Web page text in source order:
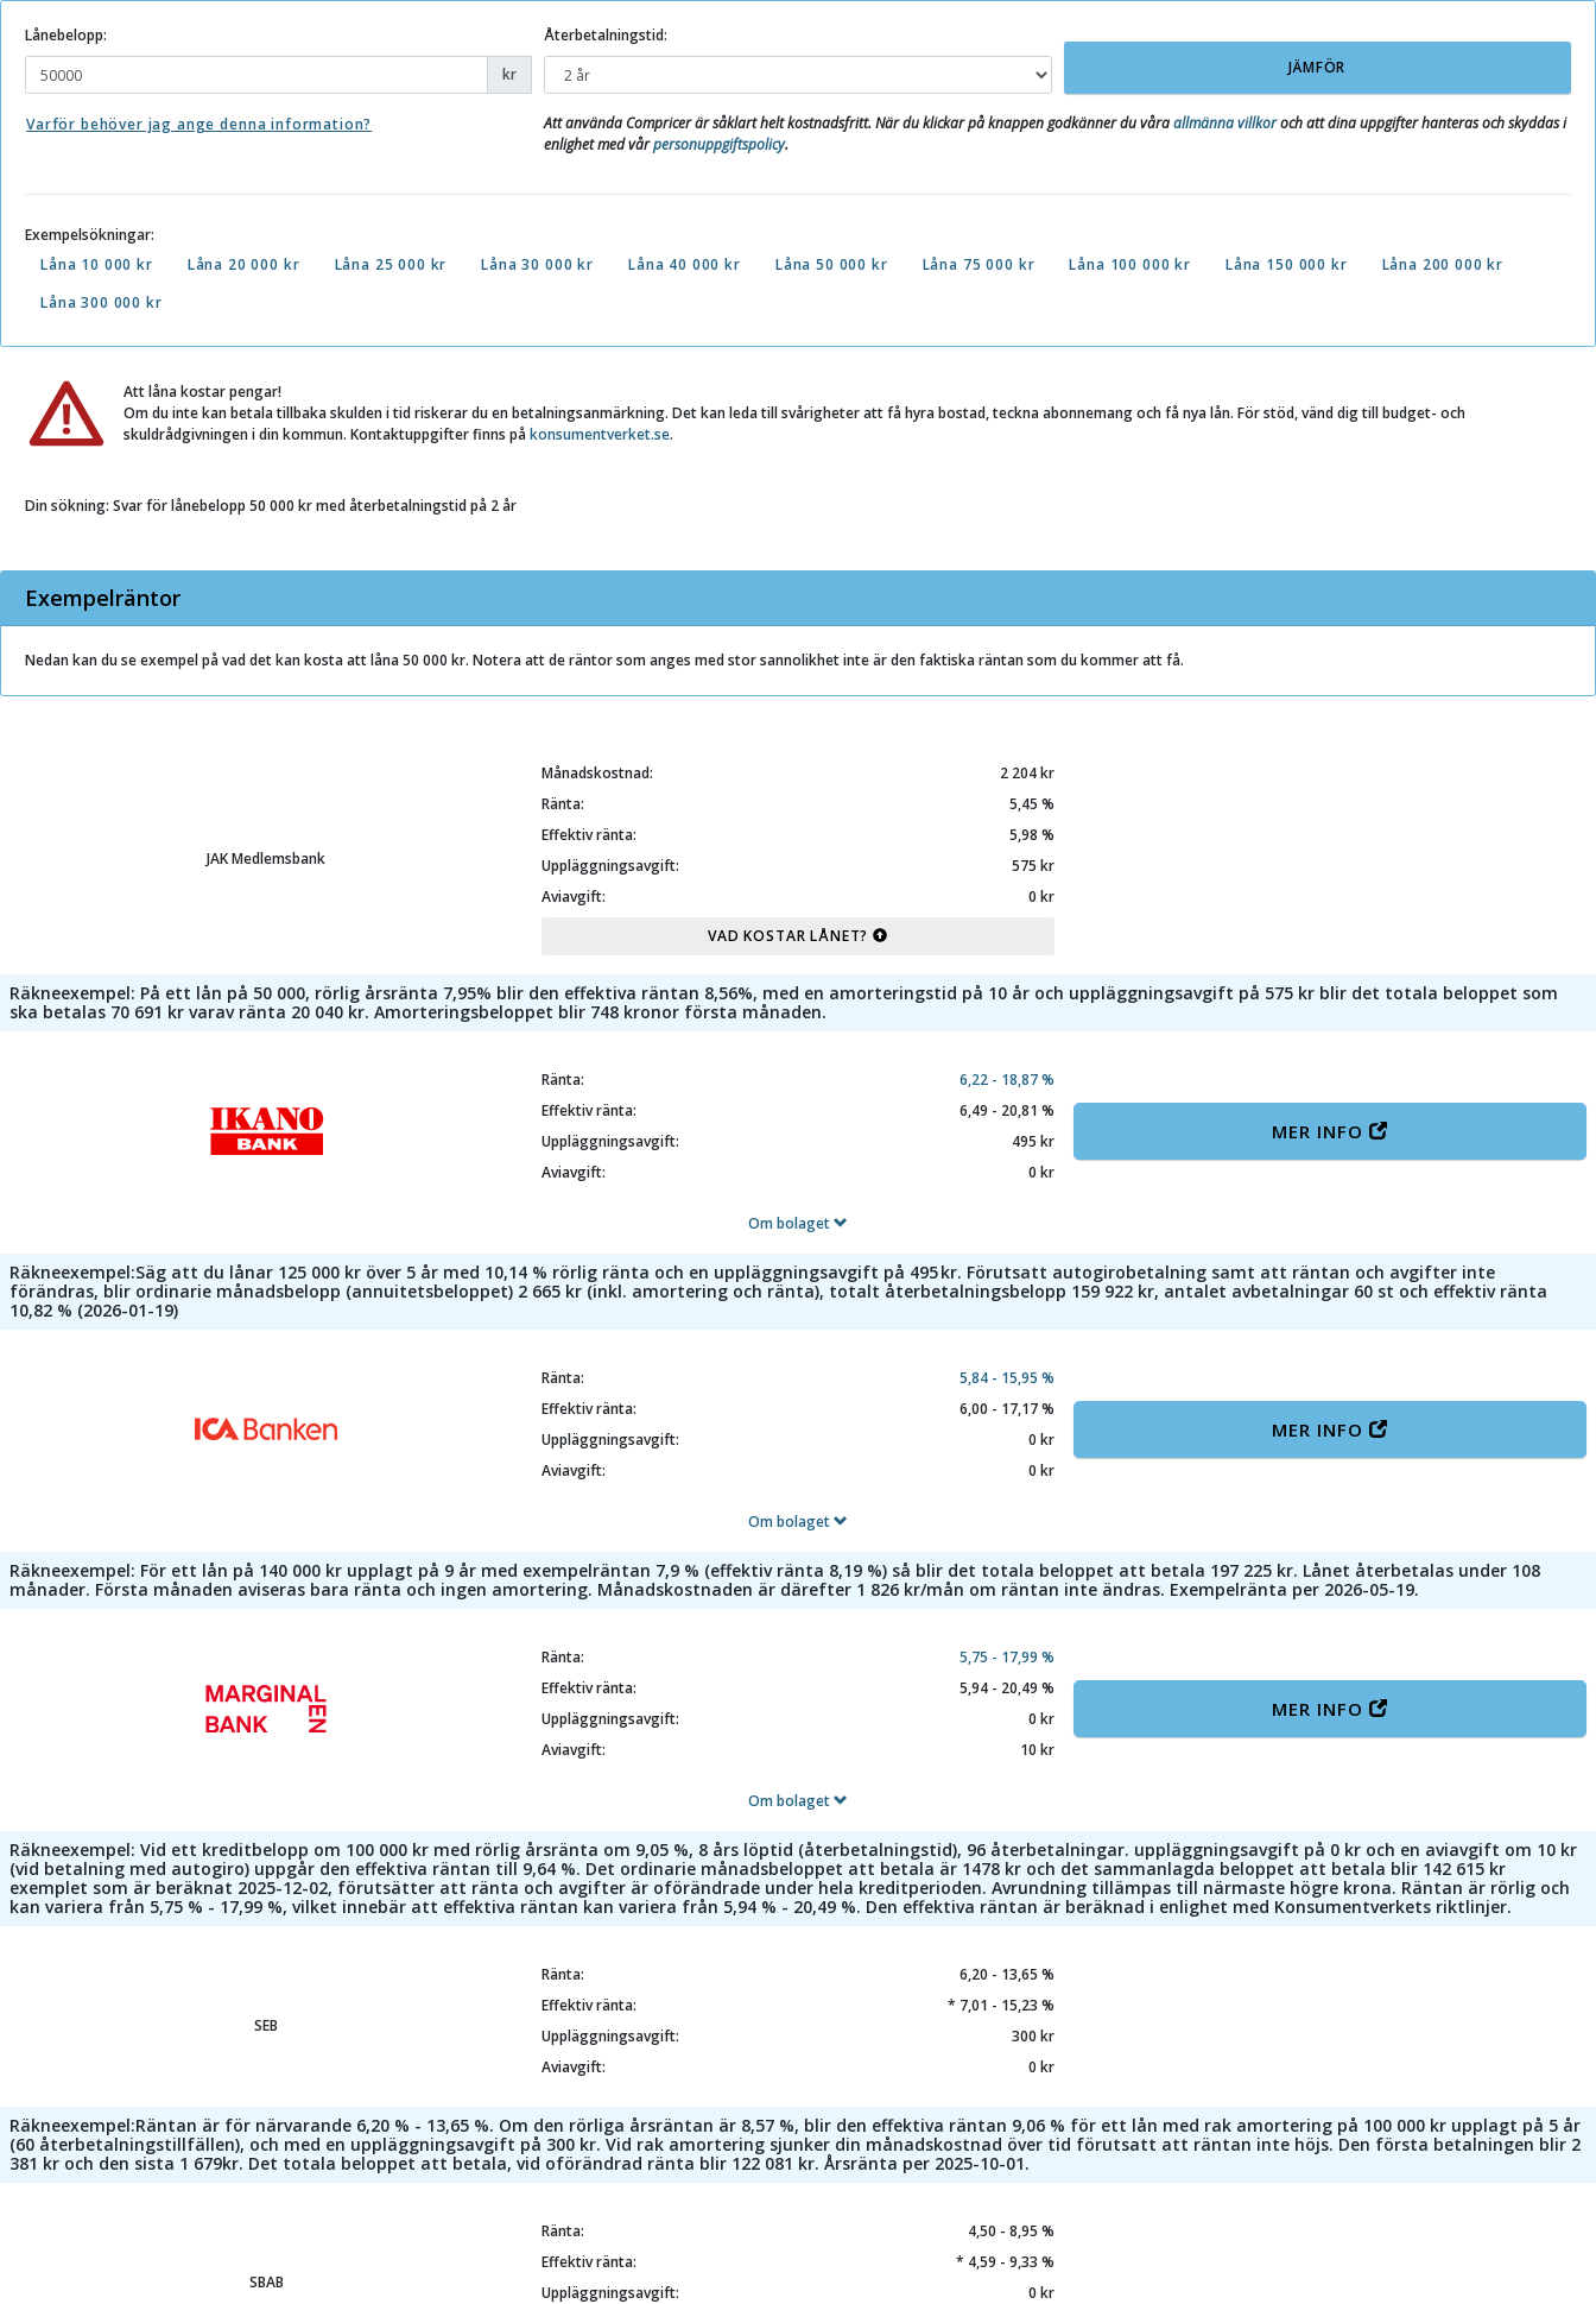
Lånebelopp:
kr
Återbetalningstid:
Varför behöver jag ange denna information? Att använda Compricer är såklart helt kostnadsfritt. När du klickar på knappen godkänner du våraallmänna villkoroch att dina uppgifter hanteras och skyddas i
enlighet med vårpersonuppgiftspolicy.
JÄMFÖR
Exempelsökningar:
Låna 10 000 kr
Låna 20 000 kr Låna 25 000 kr Låna 30 000 kr Låna 40 000 kr Låna 50 000 kr Låna 75 000 kr Låna 100 000 kr Låna 150 000 kr
Låna 200 000 kr
Låna 300 000 kr
Att låna kostar pengar!
Om du inte kan betala tillbaka skulden i tid riskerar du en betalningsanmärkning. Det kan leda till svårigheter att få hyra bostad, teckna abonnemang och få nya lån. För stöd, vänd dig till budget- och
skuldrådgivningen i din kommun. Kontaktuppgifter finns påkonsumentverket.se.
Din sökning: Svar för lånebelopp 50 000 kr med återbetalningstid på 2 år
Exempelräntor
Nedan kan du se exempel på vad det kan kosta att låna 50 000 kr. Notera att de räntor som anges med stor sannolikhet inte är den faktiska räntan som du kommer att få.
JAK Medlemsbank
Månadskostnad:
2 204 kr
Ränta:
5,45 %
Effektiv ränta:
5,98 %
Uppläggningsavgift:
575 kr
Aviavgift:
0 kr
VAD KOSTAR LÅNET?
Räkneexempel: På ett lån på 50 000, rörlig årsränta 7,95% blir den effektiva räntan 8,56%, med en amorteringstid på 10 år och uppläggningsavgift på 575 kr blir det totala beloppet som
ska betalas 70 691 kr varav ränta 20 040 kr. Amorteringsbeloppet blir 748 kronor första månaden.
Ränta:
6,22 - 18,87 %
Effektiv ränta:
6,49 - 20,81 %
Uppläggningsavgift:
495 kr
Aviavgift:
0 kr
MER INFO
Om bolaget
Räkneexempel:Säg att du lånar 125 000 kr över 5 år med 10,14 % rörlig ränta och en uppläggningsavgift på 495 kr. Förutsatt autogirobetalning samt att räntan och avgifter inte
förändras, blir ordinarie månadsbelopp (annuitetsbeloppet) 2 665 kr (inkl. amortering och ränta), totalt återbetalningsbelopp 159 922 kr, antalet avbetalningar 60 st och effektiv ränta
10,82 % (2026-01-19)
Ränta:
5,84 - 15,95 %
Effektiv ränta:
6,00 - 17,17 %
Uppläggningsavgift:
0 kr
Aviavgift:
0 kr
MER INFO
Om bolaget
Räkneexempel: För ett lån på 140 000 kr upplagt på 9 år med exempelräntan 7,9 % (effektiv ränta 8,19 %) så blir det totala beloppet att betala 197 225 kr. Lånet återbetalas under 108
månader. Första månaden aviseras bara ränta och ingen amortering. Månadskostnaden är därefter 1 826 kr/mån om räntan inte ändras. Exempelränta per 2026-05-19.
Ränta:
5,75 - 17,99 %
Effektiv ränta:
5,94 - 20,49 %
Uppläggningsavgift:
0 kr
Aviavgift:
10 kr
MER INFO
Om bolaget
Räkneexempel: Vid ett kreditbelopp om 100 000 kr med rörlig årsränta om 9,05 %, 8 års löptid (återbetalningstid), 96 återbetalningar. uppläggningsavgift på 0 kr och en aviavgift om 10 kr
(vid betalning med autogiro) uppgår den effektiva räntan till 9,64 %. Det ordinarie månadsbeloppet att betala är 1478 kr och det sammanlagda beloppet att betala blir 142 615 kr
exemplet som är beräknat 2025-12-02, förutsätter att ränta och avgifter är oförändrade under hela kreditperioden. Avrundning tillämpas till närmaste högre krona. Räntan är rörlig och
kan variera från 5,75 % - 17,99 %, vilket innebär att effektiva räntan kan variera från 5,94 % - 20,49 %. Den effektiva räntan är beräknad i enlighet med Konsumentverkets riktlinjer.
SEB
Ränta:
6,20 - 13,65 %
Effektiv ränta:
* 7,01 - 15,23 %
Uppläggningsavgift:
300 kr
Aviavgift:
0 kr
Räkneexempel:Räntan är för närvarande 6,20 % - 13,65 %. Om den rörliga årsräntan är 8,57 %, blir den effektiva räntan 9,06 % för ett lån med rak amortering på 100 000 kr upplagt på 5 år
(60 återbetalningstillfällen), och med en uppläggningsavgift på 300 kr. Vid rak amortering sjunker din månadskostnad över tid förutsatt att räntan inte höjs. Den första betalningen blir 2
381 kr och den sista 1 679kr. Det totala beloppet att betala, vid oförändrad ränta blir 122 081 kr. Årsränta per 2025-10-01.
SBAB
Ränta:
4,50 - 8,95 %
Effektiv ränta:
* 4,59 - 9,33 %
Uppläggningsavgift:
0 kr